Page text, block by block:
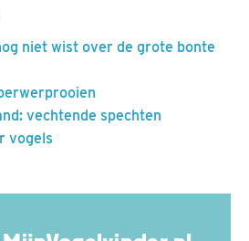
niet wist over de grote bonte
vechtende spechten
vogels